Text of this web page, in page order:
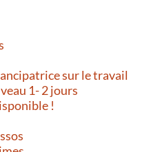
sur le travail
1- 2 jours
!